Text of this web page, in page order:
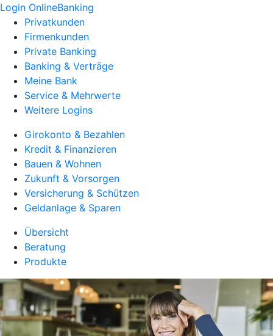
Login OnlineBanking
Privatkunden
Firmenkunden
Private Banking
Banking & Verträge
Meine Bank
Service & Mehrwerte
Weitere Logins
Girokonto & Bezahlen
Kredit & Finanzieren
Bauen & Wohnen
Zukunft & Vorsorgen
Versicherung & Schützen
Geldanlage & Sparen
Übersicht
Beratung
Produkte